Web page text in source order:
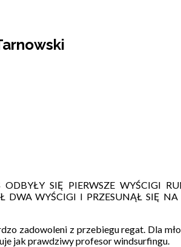
SIĘ PIERWSZE WYŚCIGI
DWA WYŚCIGI I PRZESUNĄŁ SIĘ
zadowoleni z przebiegu regat. Dla
jak prawdziwy profesor windsurfingu.